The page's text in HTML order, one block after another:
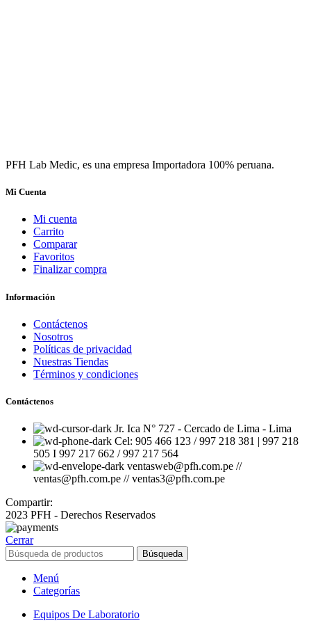
PFH Lab Medic, es una empresa Importadora 100% peruana.
Mi Cuenta
Mi cuenta
Carrito
Comparar
Favoritos
Finalizar compra
Información
Contáctenos
Nosotros
Políticas de privacidad
Nuestras Tiendas
Términos y condiciones
Contáctenos
Jr. Ica N° 727 - Cercado de Lima - Lima
Cel: 905 466 123 / 997 218 381 | 997 218
505 I 997 217 662 / 997 217 564
ventasweb@pfh.com.pe //
ventas@pfh.com.pe // ventas3@pfh.com.pe
Compartir:
2023 PFH - Derechos Reservados
Cerrar
Búsqueda
Menú
Categorías
Equipos De Laboratorio